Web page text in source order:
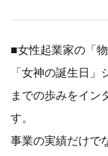
■女性起業家の「
「女神の誕生日
までの歩みをイン
す。
事業の実績だけで